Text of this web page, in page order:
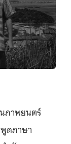
ภาพยนตร์
พูดภาษา